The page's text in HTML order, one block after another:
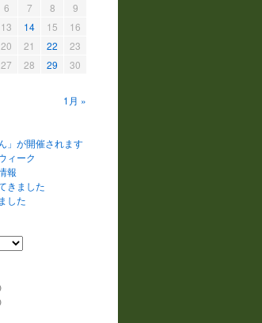
1月 »
6 7 8
9
13 14 15
16
20 21 22
23
27 28 29
30
」が開催されます
ィーク
報
きました
した